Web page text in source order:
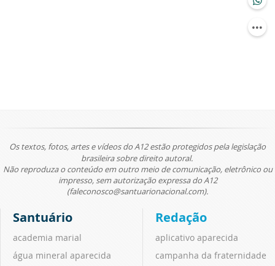
Os textos, fotos, artes e vídeos do A12 estão protegidos pela legislação
brasileira sobre direito autoral.
Não reproduza o conteúdo em outro meio de comunicação, eletrônico ou
impresso, sem autorização expressa do A12
(faleconosco@santuarionacional.com).
Santuário
academia marial
água mineral aparecida
Redação
aplicativo aparecida
campanha da fraternidade